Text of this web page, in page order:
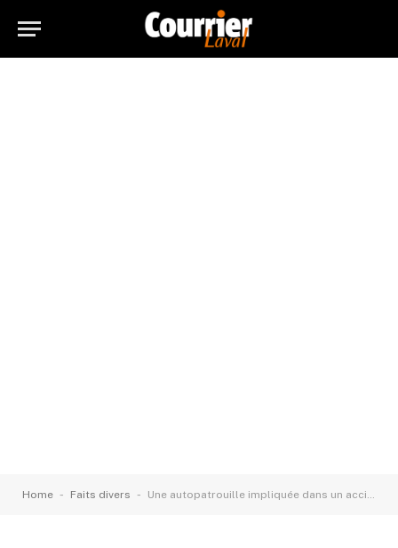
Home - Faits divers - Une autopatrouille impliquée dans un accident